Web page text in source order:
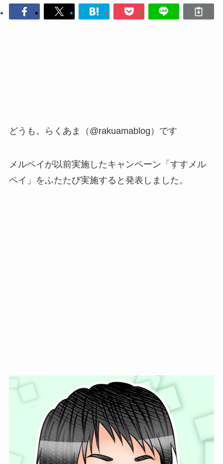
どうも。らくあま（@rakuamablog）です
メルペイが以前実施したキャンペーン「 すすメル
ペイ 」をふたたび実施すると発表しました。